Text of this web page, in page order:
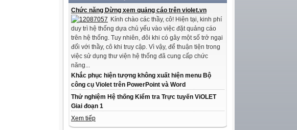
Chức năng Dừng xem quảng cáo trên violet.vn
Kính chào các thầy, cô! Hiện tại, kinh phí
duy trì hệ thống dựa chủ yếu vào việc đặt quảng cáo
trên hệ thống. Tuy nhiên, đôi khi có gây một số trở ngại
đối với thầy, cô khi truy cập. Vì vậy, để thuận tiện trong
việc sử dụng thư viện hệ thống đã cung cấp chức
năng...
Khắc phục hiện tượng không xuất hiện menu Bộ
công cụ Violet trên PowerPoint và Word
Thử nghiệm Hệ thống Kiểm tra Trực tuyến ViOLET
Giai đoạn 1
Xem tiếp